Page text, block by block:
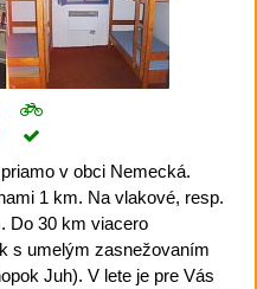
v obci Nemecká.
1 km. Na vlakové, resp.
Do 30 km viacero
s umelým zasnežovaním
Juh). V lete je pre Vás